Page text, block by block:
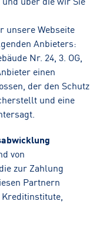
unsere Webseite
Anbieters:
Nr. 24, 3. OG,
einen
der den Schutz
und eine
von
zur Zahlung
Partnern